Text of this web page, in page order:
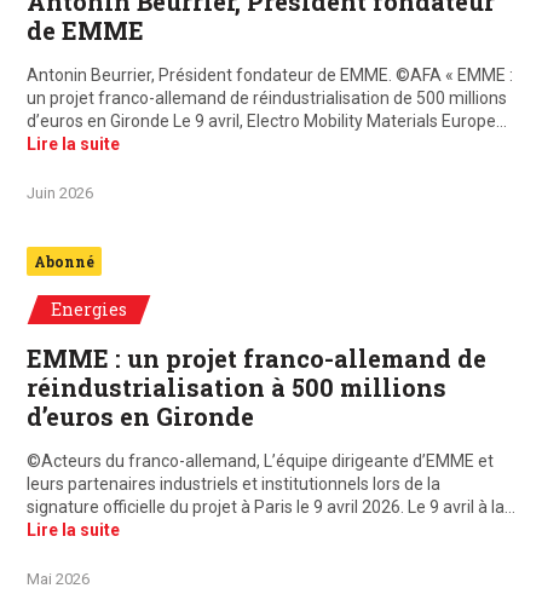
de EMME
Antonin Beurrier, Président fondateur de EMME. ©AFA « EMME :
un projet franco-allemand de réindustrialisation de 500 millions
d’euros en Gironde Le 9 avril, Electro Mobility Materials Europe…
Lire la suite
Juin 2026
Abonné
Energies
EMME : un projet franco-allemand de
réindustrialisation à 500 millions
d’euros en Gironde
©Acteurs du franco-allemand, L’équipe dirigeante d’EMME et
leurs partenaires industriels et institutionnels lors de la
signature officielle du projet à Paris le 9 avril 2026. Le 9 avril à la…
Lire la suite
Mai 2026